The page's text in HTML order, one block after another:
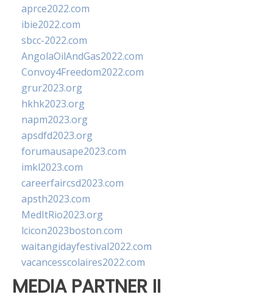
aprce2022.com
ibie2022.com
sbcc-2022.com
AngolaOilAndGas2022.com
Convoy4Freedom2022.com
grur2023.org
hkhk2023.org
napm2023.org
apsdfd2023.org
forumausape2023.com
imkl2023.com
careerfaircsd2023.com
apsth2023.com
MedItRio2023.org
lcicon2023boston.com
waitangidayfestival2022.com
vacancesscolaires2022.com
MEDIA PARTNER II